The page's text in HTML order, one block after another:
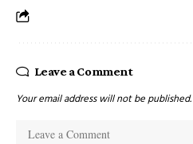
Leave a Comment
Your email address will not be published.